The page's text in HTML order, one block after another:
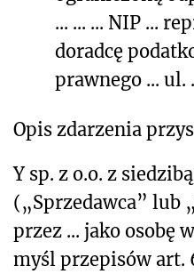
... ... ... NIP ...
doradcę
prawnego ... ul.
Opis zdarzenia
Y sp. z o.o. z
(„Sprzedawca” lub
przez ... jako osobę
myśl przepisów art.